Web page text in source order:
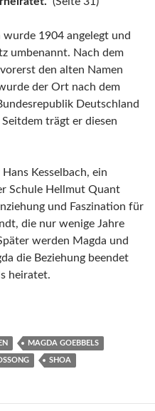
wurde 1904 angelegt und
umbenannt. Nach dem
den alten Namen
der Ort nach dem
Deutschland
trägt er diesen
Kesselbach, ein
Schule Hellmut Quant
und Faszination für
die nur wenige Jahre
werden Magda und
die Beziehung beendet
heiratet.
MAGDA GOEBBELS
SHOA